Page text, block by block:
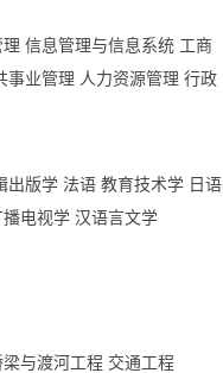
信息管理与信息系统 工商
事业管理 人力资源管理 行政
出版学 法语 教育技术学 日语
播电视学 汉语言文学
与渡河工程 交通工程